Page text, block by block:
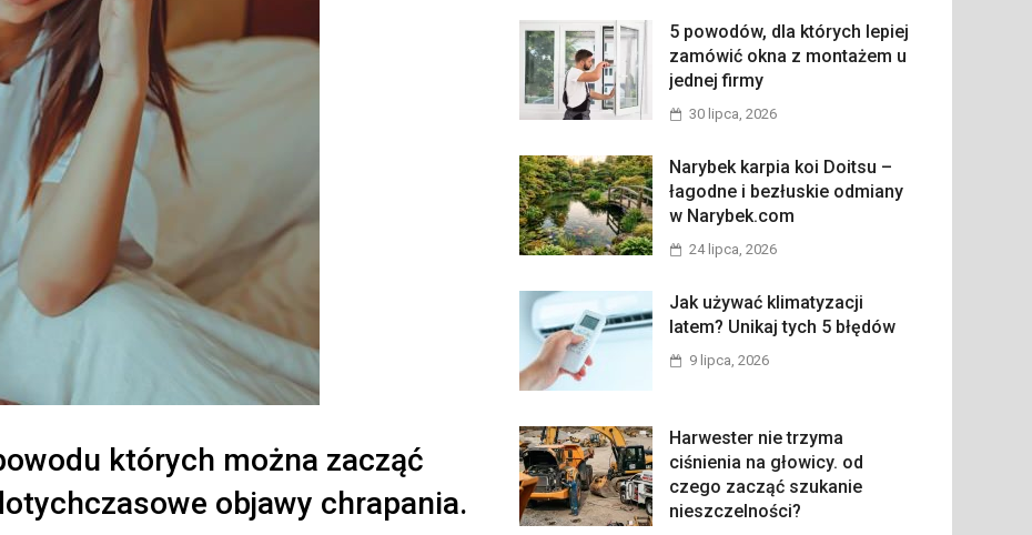
których można zacząć
objawy chrapania.
5 powodów, dla których lepiej
zamówić okna z montażem u
jednej firmy
30 lipca, 2026
Narybek karpia koi Doitsu –
łagodne i bezłuskie odmiany
w Narybek.com
24 lipca, 2026
Jak używać klimatyzacji
latem? Unikaj tych 5 błędów
9 lipca, 2026
Harwester nie trzyma
ciśnienia na głowicy. od
czego zacząć szukanie
nieszczelności?